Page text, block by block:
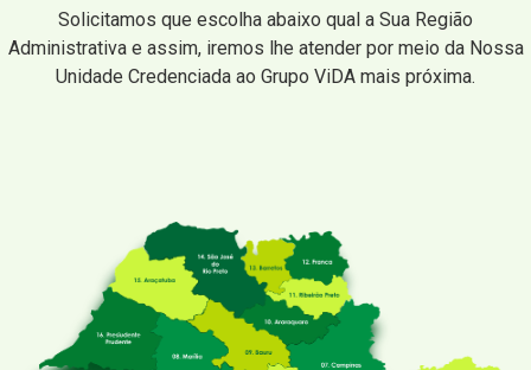
Solicitamos que escolha abaixo qual a Sua Região
Administrativa e assim, iremos lhe atender por meio da Nossa
Unidade Credenciada ao Grupo ViDA mais próxima.